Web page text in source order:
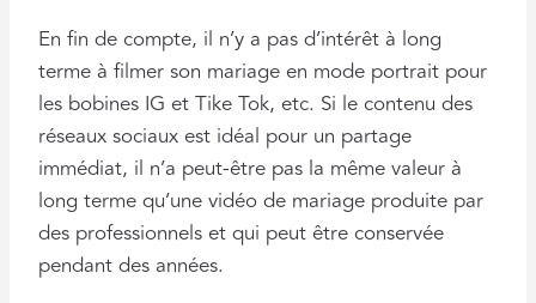
En fin de compte, il n’y a pas d’intérêt à long
terme à filmer son mariage en mode portrait pour
les bobines IG et Tike Tok, etc. Si le contenu des
réseaux sociaux est idéal pour un partage
immédiat, il n’a peut-être pas la même valeur à
long terme qu’une vidéo de mariage produite par
des professionnels et qui peut être conservée
pendant des années.